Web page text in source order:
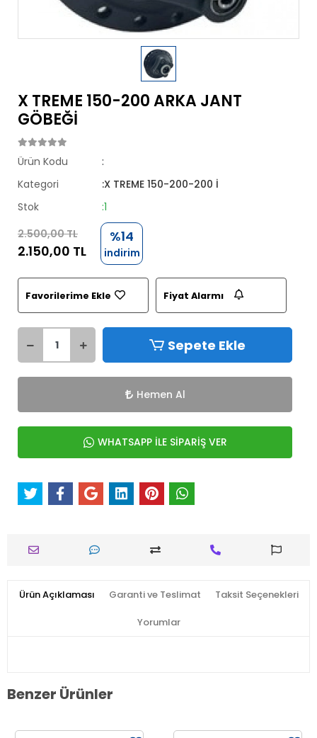
X TREME 150-200 ARKA JANT
GÖBEĞİ
Ürün Kodu
:
Kategori
:X TREME 150-200-200 İ
Stok
:1
2.500,00 TL
2.150,00 TL
%14
indirim
Favorilerime Ekle Fiyat Alarmı
Sepete Ekle
Hemen Al
WHATSAPP İLE SİPARİŞ VER
Ürün Açıklaması Garanti ve Teslimat Taksit Seçenekleri
Yorumlar
Benzer Ürünler